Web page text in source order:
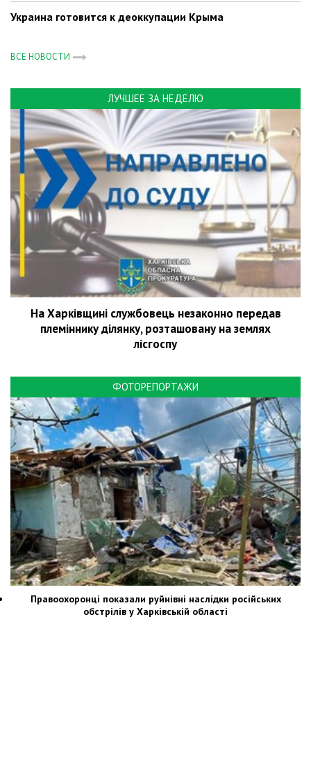
Украина готовится к деоккупации Крыма
ВСЕ НОВОСТИ
ЛУЧШЕЕ ЗА НЕДЕЛЮ
На Харківщині службовець незаконно передав
племіннику ділянку, розташовану на землях
лісгоспу
ФОТОРЕПОРТАЖИ
Правоохоронці показали руйнівні наслідки російських
обстрілів у Харківській області